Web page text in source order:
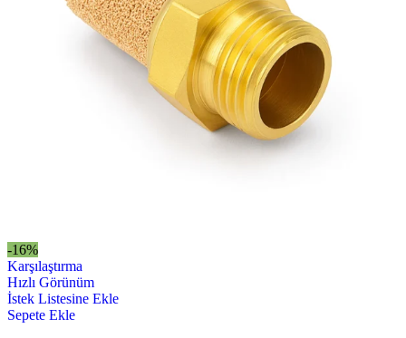
-16%
Karşılaştırma
Hızlı Görünüm
İstek Listesine Ekle
Sepete Ekle